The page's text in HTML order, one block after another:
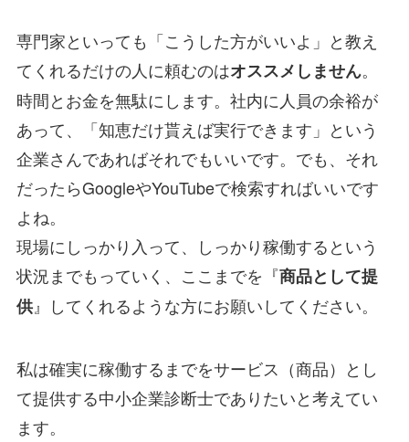
専門家といっても「こうした方がいいよ」と教え
てくれるだけの人に頼むのはオススメしません。
時間とお金を無駄にします。社内に人員の余裕が
あって、「知恵だけ貰えば実行できます」という
企業さんであればそれでもいいです。でも、それ
だったらGoogleやYouTubeで検索すればいいです
よね。
現場にしっかり入って、しっかり稼働するという
状況までもっていく、ここまでを『商品として提
供』してくれるような方にお願いしてください。
私は確実に稼働するまでをサービス（商品）とし
て提供する中小企業診断士でありたいと考えてい
ます。